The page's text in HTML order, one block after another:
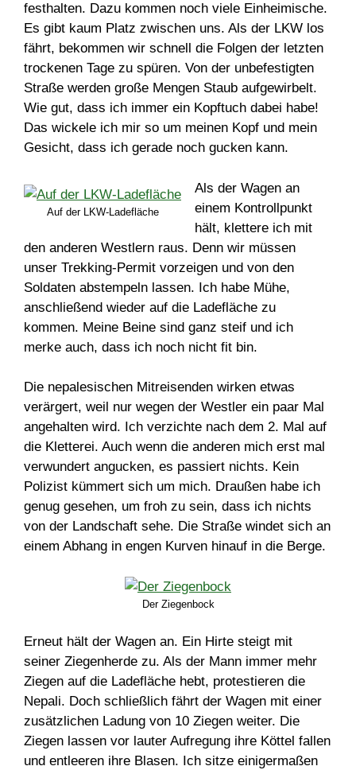
festhalten. Dazu kommen noch viele Einheimische.
Es gibt kaum Platz zwischen uns. Als der LKW los
fährt, bekommen wir schnell die Folgen der letzten
trockenen Tage zu spüren. Von der unbefestigten
Straße werden große Mengen Staub aufgewirbelt.
Wie gut, dass ich immer ein Kopftuch dabei habe!
Das wickele ich mir so um meinen Kopf und mein
Gesicht, dass ich gerade noch gucken kann.
Auf der LKW-Ladefläche
Als der Wagen an
einem Kontrollpunkt
hält, klettere ich mit
den anderen Westlern raus. Denn wir müssen
unser Trekking-Permit vorzeigen und von den
Soldaten abstempeln lassen. Ich habe Mühe,
anschließend wieder auf die Ladefläche zu
kommen. Meine Beine sind ganz steif und ich
merke auch, dass ich noch nicht fit bin.
Die nepalesischen Mitreisenden wirken etwas
verärgert, weil nur wegen der Westler ein paar Mal
angehalten wird. Ich verzichte nach dem 2. Mal auf
die Kletterei. Auch wenn die anderen mich erst mal
verwundert angucken, es passiert nichts. Kein
Polizist kümmert sich um mich. Draußen habe ich
genug gesehen, um froh zu sein, dass ich nichts
von der Landschaft sehe. Die Straße windet sich an
einem Abhang in engen Kurven hinauf in die Berge.
Der Ziegenbock
Erneut hält der Wagen an. Ein Hirte steigt mit
seiner Ziegenherde zu. Als der Mann immer mehr
Ziegen auf die Ladefläche hebt, protestieren die
Nepali. Doch schließlich fährt der Wagen mit einer
zusätzlichen Ladung von 10 Ziegen weiter. Die
Ziegen lassen vor lauter Aufregung ihre Köttel fallen
und entleeren ihre Blasen. Ich sitze einigermaßen